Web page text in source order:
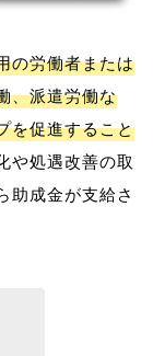
の労働者または
、派遣労働な
を促進すること
や処遇改善の取
助成金が支給さ